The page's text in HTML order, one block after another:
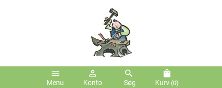
menu
Menu
person_outline
Konto
search
Søg
shopping_bag
Kurv (0)